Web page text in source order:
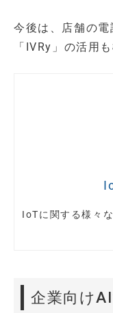
今後は、店舗の
「IVRy」の活用
IoTに関する様々
企業向け